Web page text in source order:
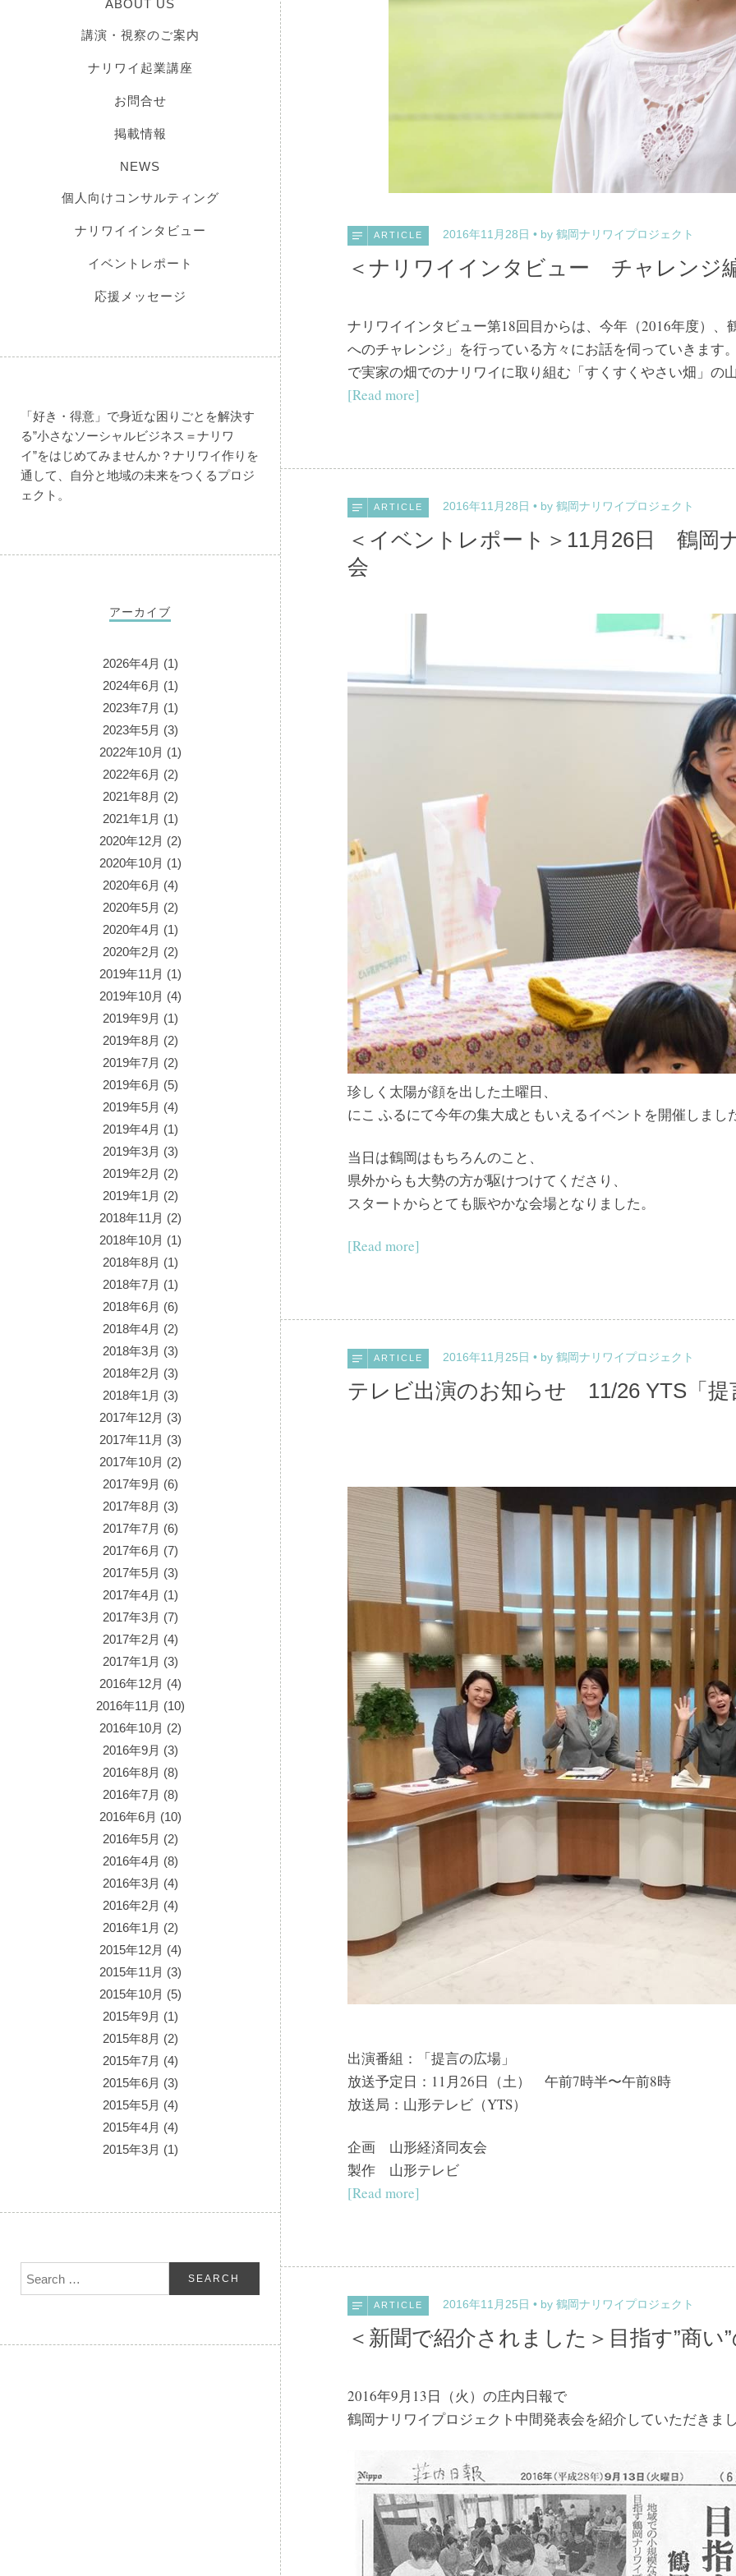
ABOUT US
講演・視察のご案内
ナリワイ起業講座
お問合せ
掲載情報
NEWS
個人向けコンサルティング
ナリワイインタビュー
イベントレポート
応援メッセージ
「好き・得意」で身近な困りごとを解決す
る”小さなソーシャルビジネス＝ナリワ
イ”をはじめてみませんか？ナリワイ作りを
通して、自分と地域の未来をつくるプロジ
ェクト。
アーカイブ
2026年4月 (1)
2024年6月 (1)
2023年7月 (1)
2023年5月 (3)
2022年10月 (1)
2022年6月 (2)
2021年8月 (2)
2021年1月 (1)
2020年12月 (2)
2020年10月 (1)
2020年6月 (4)
2020年5月 (2)
2020年4月 (1)
2020年2月 (2)
2019年11月 (1)
2019年10月 (4)
2019年9月 (1)
2019年8月 (2)
2019年7月 (2)
2019年6月 (5)
2019年5月 (4)
2019年4月 (1)
2019年3月 (3)
2019年2月 (2)
2019年1月 (2)
2018年11月 (2)
2018年10月 (1)
2018年8月 (1)
2018年7月 (1)
2018年6月 (6)
2018年4月 (2)
2018年3月 (3)
2018年2月 (3)
2018年1月 (3)
2017年12月 (3)
2017年11月 (3)
2017年10月 (2)
2017年9月 (6)
2017年8月 (3)
2017年7月 (6)
2017年6月 (7)
2017年5月 (3)
2017年4月 (1)
2017年3月 (7)
2017年2月 (4)
2017年1月 (3)
2016年12月 (4)
2016年11月 (10)
2016年10月 (2)
2016年9月 (3)
2016年8月 (8)
2016年7月 (8)
2016年6月 (10)
2016年5月 (2)
2016年4月 (8)
2016年3月 (4)
2016年2月 (4)
2016年1月 (2)
2015年12月 (4)
2015年11月 (3)
2015年10月 (5)
2015年9月 (1)
2015年8月 (2)
2015年7月 (4)
2015年6月 (3)
2015年5月 (4)
2015年4月 (4)
2015年3月 (1)
ARTICLE 2016年11月28日 by 鶴岡ナリワイプロジェクト
＜ナリワイインタビュー チャレン
ナリワイインタビュー第18回目からは、今年（2016年度）
へのチャレンジ」を行っている方々にお話を伺っていきます
で実家の畑でのナリワイに取り組む「すくすくやさい畑」の
[Read more]
ARTICLE 2016年11月28日 by 鶴岡ナリワイプロジェクト
＜イベントレポート＞11月26日 鶴岡
会
珍しく太陽が顔を出した土曜日、
にこ ふるにて今年の集大成ともいえるイベントを開催しまし
当日は鶴岡はもちろんのこと、
県外からも大勢の方が駆けつけてくださり、
スタートからとても賑やかな会場となりました。
[Read more]
ARTICLE 2016年11月25日 by 鶴岡ナリワイプロジェクト
テレビ出演のお知らせ 11/26 YTS「提
出演番組：「提言の広場」
放送予定日：11月26日（土） 午前7時半〜午前8時
放送局：山形テレビ（YTS）
企画 山形経済同友会
製作 山形テレビ
[Read more]
ARTICLE 2016年11月25日 by 鶴岡ナリワイプロジェクト
＜新聞で紹介されました＞目指す”商い”
2016年9月13日（火）の庄内日報で
鶴岡ナリワイプロジェクト中間発表会を紹介していただきまし